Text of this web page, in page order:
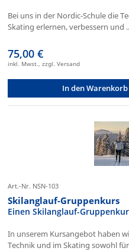
Bei uns in der Nordic-Schule die
Skating erlernen, verbessern und
75,00 €
inkl. Mwst., zzgl. Versand
In den Warenkorb
Art.-Nr. NSN-103
Skilanglauf-Gruppenkurs
Einen Skilanglauf-
In unserem Kursangebot haben
Technik und im Skating sowohl